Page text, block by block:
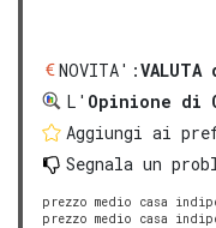
NOVITA':
L' Opinione di
Aggiungi ai
Segnala un
prezzo medio casa
prezzo medio casa